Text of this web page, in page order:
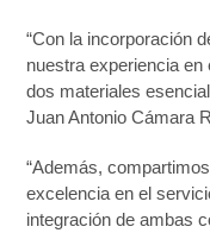
“Con la incorporación
nuestra experiencia
dos materiales
Juan Antonio Cámara
“Además,
excelencia en el
integración de ambas